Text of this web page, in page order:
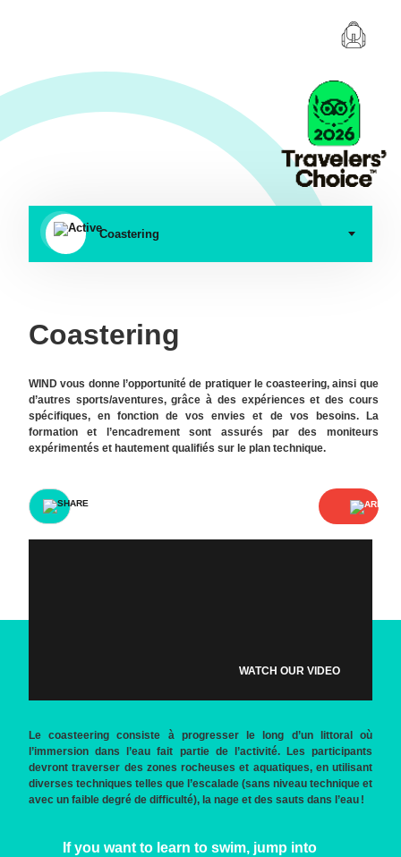
Coastering
Coastering
WIND vous donne l’opportunité de pratiquer le coasteering, ainsi que
d’autres sports/aventures, grâce à des expériences et des cours
spécifiques, en fonction de vos envies et de vos besoins. La
formation et l’encadrement sont assurés par des moniteurs
expérimentés et hautement qualifiés sur le plan technique.
WATCH OUR VIDEO
Le coasteering consiste à progresser le long d’un littoral où
l’immersion dans l’eau fait partie de l’activité. Les participants
devront traverser des zones rocheuses et aquatiques, en utilisant
diverses techniques telles que l’escalade (sans niveau technique et
avec un faible degré de difficulté), la nage et des sauts dans l’eau !
If you want to learn to swim, jump into